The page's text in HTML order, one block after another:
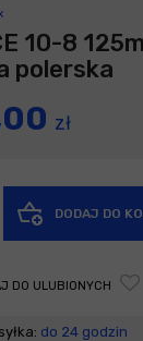
10-8
polerska
zł
DODAJ DO
DO ULUBIONYCH
do 24 godzin